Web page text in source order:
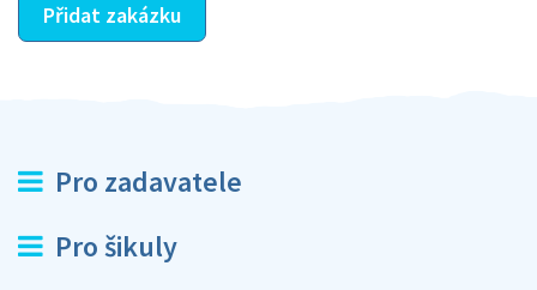
Přidat zakázku
Pro zadavatele
Pro šikuly